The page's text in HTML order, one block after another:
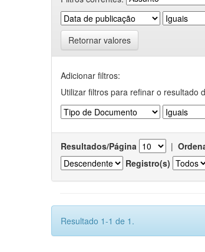
Retornar valores
Adicionar filtros:
Utilizar filtros para refinar o resultado
Resultados/Página |
Registro(s)
Resultado 1-1 de 1.